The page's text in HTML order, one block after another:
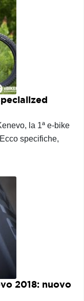
la 1ª e-bike
specifiche,
2018: nuovo